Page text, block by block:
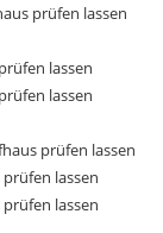
prüfen lassen
lassen
lassen
prüfen lassen
lassen
lassen